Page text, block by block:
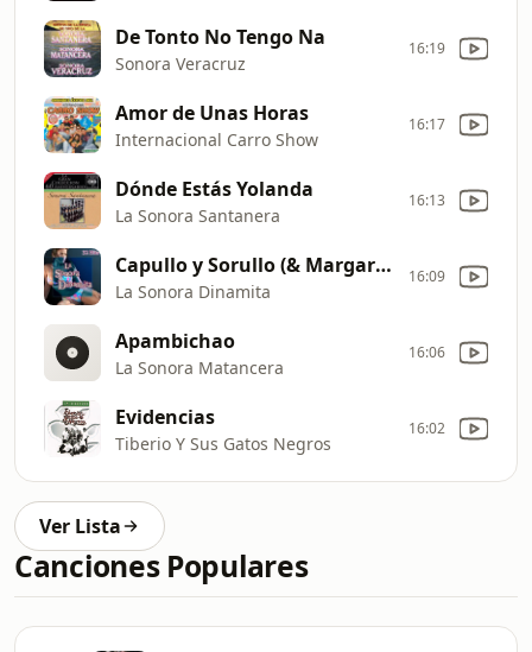
De Tonto No Tengo Na
Sonora Veracruz
16:19
Amor de Unas Horas
Internacional Carro Show
16:17
Dónde Estás Yolanda
La Sonora Santanera
16:13
Capullo y Sorullo (& Margarita)
La Sonora Dinamita
16:09
Apambichao
La Sonora Matancera
16:06
Evidencias
Tiberio Y Sus Gatos Negros
16:02
Ver Lista
Canciones Populares